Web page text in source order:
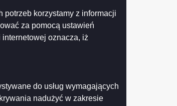
potrzeb korzystamy z informacji
za pomocą ustawień
oznacza, iż
do usług wymagających
nadużyć w zakresie
Rzeczypospolitej Polskiej w
nr 362/2015 Prezydenta
wyborczych